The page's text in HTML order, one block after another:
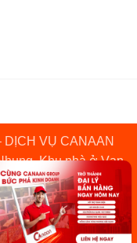
VỤ CANAAN
Khu nhà ở Vạn
• Hotline: 0969
• Fanpage:
•